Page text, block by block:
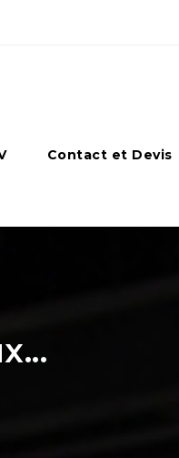
Contact et Devis